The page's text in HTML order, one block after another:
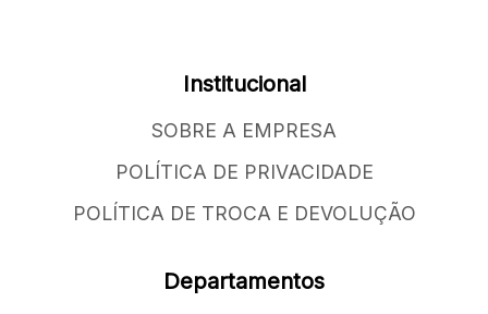
Institucional
SOBRE A EMPRESA
POLÍTICA DE PRIVACIDADE
POLÍTICA DE TROCA E DEVOLUÇÃO
Departamentos